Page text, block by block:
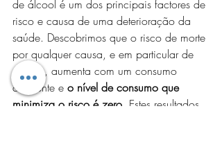
de álcool é um dos principais factores de
risco e causa de uma deterioração da
saúde. Descobrimos que o risco de morte
por qualquer causa, e em particular de
cancro, aumenta com um consumo
crescente e o nível de consumo que
minimiza o risco é zero . Estes resultados